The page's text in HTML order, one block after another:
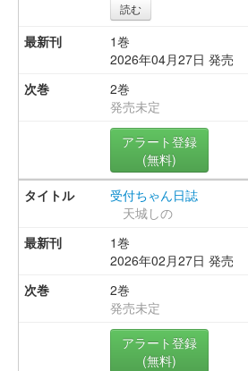
読む
1巻
2026年04月27日 発売
2巻
発売未定
アラート登録
(無料)
受付ちゃん日誌
天城しの
1巻
2026年02月27日 発売
2巻
発売未定
アラート登録
(無料)